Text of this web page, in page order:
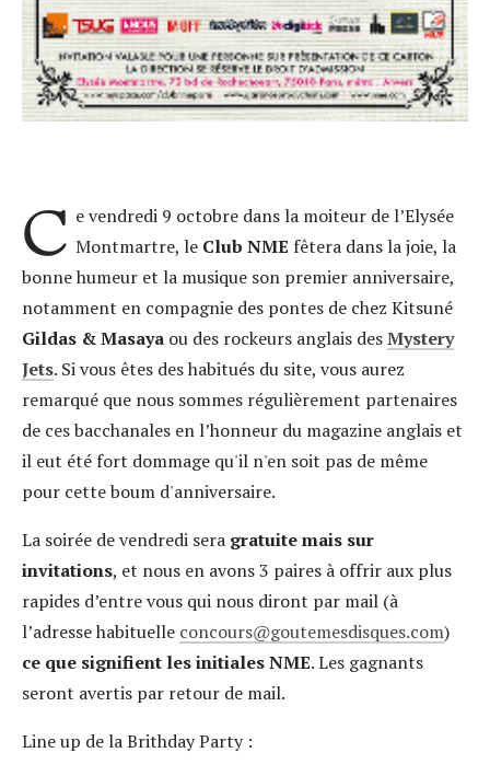
C e vendredi 9 octobre dans la moiteur de l’Elysée
Montmartre, le Club NME fêtera dans la joie, la
bonne humeur et la musique son premier anniversaire,
notamment en compagnie des pontes de chez Kitsuné
Gildas & Masaya ou des rockeurs anglais desMystery
Jets. Si vous êtes des habitués du site, vous aurez
remarqué que nous sommes régulièrement partenaires
de ces bacchanales en l’honneur du magazine anglais et
il eut été fort dommage qu'il n'en soit pas de même
pour cette boum d'anniversaire.
La soirée de vendredi sera gratuite mais sur
invitations, et nous en avons 3 paires à offrir aux plus
rapides d’entre vous qui nous diront par mail (à
l’adresse habituelle concours goutemesdisques.com)
ce que signifient les initiales NME. Les gagnants
seront avertis par retour de mail.
Line up de la Brithday Party :